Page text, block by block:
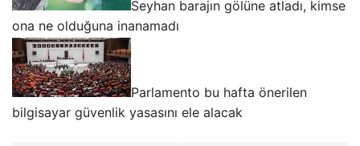
Seyhan barajın gölüne atladı, kimse
ona ne olduğuna inanamadı
Parlamento bu hafta önerilen
bilgisayar güvenlik yasasını ele alacak